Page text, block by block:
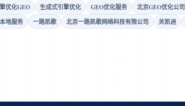
优化GEO 生成式引擎优化 GEO优化服务 北京GEO优化公司
本地服务 一路凯歌 北京一路凯歌网络科技有限公司 关凯迪